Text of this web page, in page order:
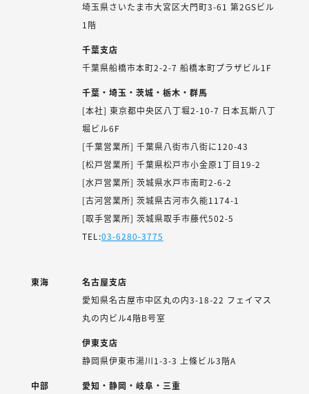
埼玉県さいたま市大宮区大門町3-61 第2GSビル
1階
千葉支店
千葉県船橋市本町2-2-7 船橋本町プラザビル1F
千葉・埼玉・茨城・栃木・群馬
[本社] 東京都中央区八丁堀2-10-7 日本瓦斯八丁
堀ビル6F
[千葉営業所] 千葉県八街市八街に120-43
[松戸営業所] 千葉県松戸市小金原1丁目19-2
[水戸営業所] 茨城県水戸市南町2-6-2
[古河営業所] 茨城県古河市久能1174-1
[取手営業所] 茨城県取手市藤代502-5
TEL:03-6280-3775
東海
名古屋支店
愛知県名古屋市中区丸の内3-18-22 フェイマス
丸の内ビル4階B号室
伊東支店
静岡県伊東市湯川1-3-3 上條ビル3階A
中部
愛知・静岡・岐阜・三重